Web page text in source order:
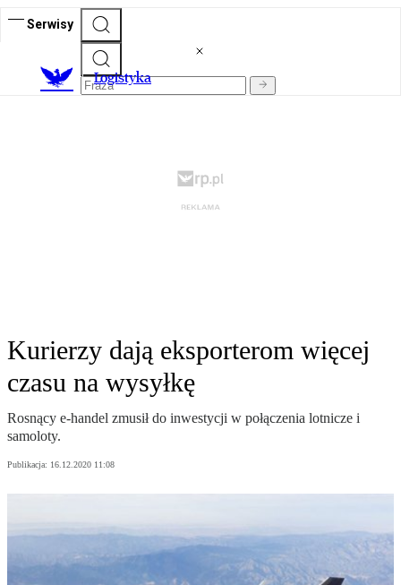
Serwisy
Logistyka
Kurierzy dają eksporterom więcej
czasu na wysyłkę
Rosnący e-handel zmusił do inwestycji w połączenia lotnicze i
samoloty.
Publikacja: 16.12.2020 11:08